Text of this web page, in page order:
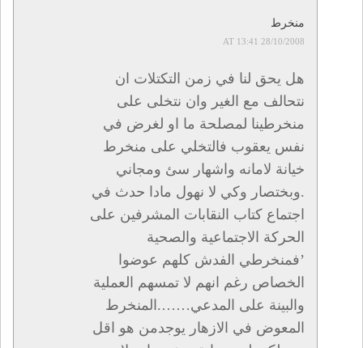
منخرط
28/10/2008 AT 13:41
هل يحق لنا في زمن التكتلات ان
نتحالف مع الغير وان نتخلى على
منخرطينا لمصلحة ما او لغرض في
نفس يعقوب فالتخلي على منخرط
خيانة لامانه واشهار سئ ومجاني
.وبختصار وكي لا نهول مادا حدث في
اجتماع كتاب النقابات المشرفين على
الحركة الاجتماعية والصحية
’فمنخرطي الفدش كلهم عوضوا
الخصاص رغم انهم لا تمسهم العملية
والبينة على المدعي…….المنخرط
المعوض في الازهار يوجدمن هو اقل